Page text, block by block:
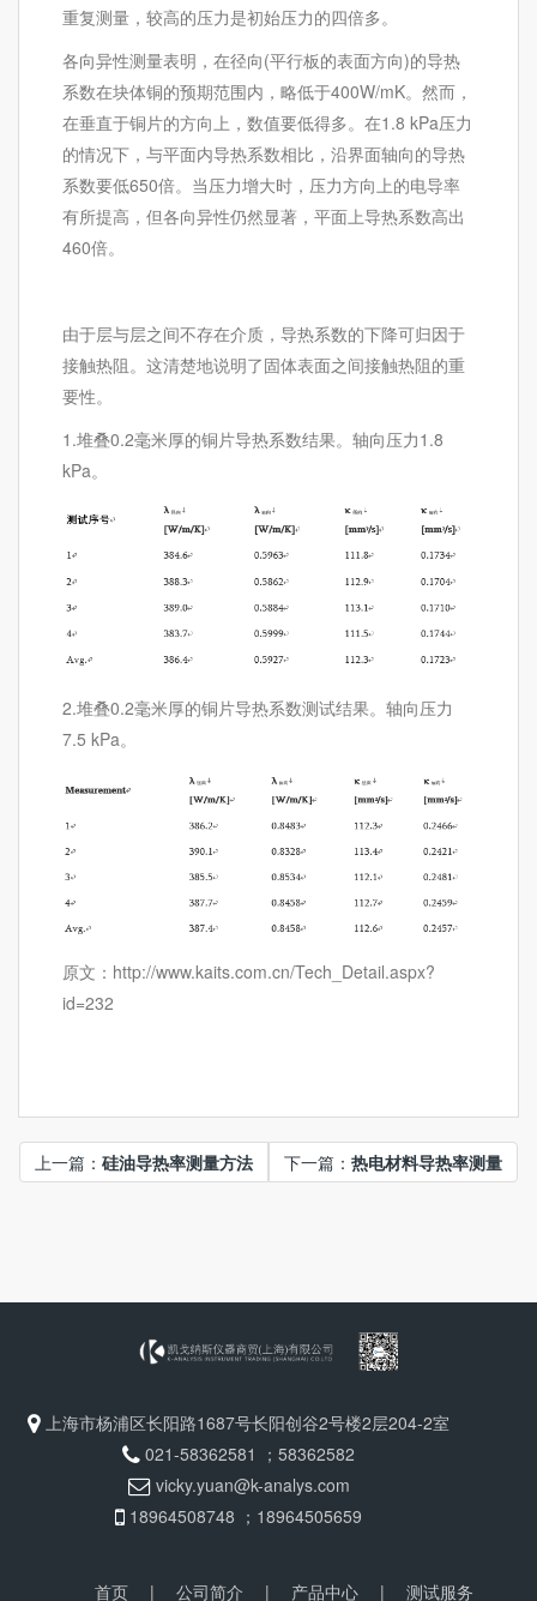
重复测量，较高的压力是初始压力的四倍多。
各向异性测量表明，在径向(平行板的表面方向)的导热
系数在块体铜的预期范围内，略低于400W/mK。然而，
在垂直于铜片的方向上，数值要低得多。在1.8 kPa压力
的情况下，与平面内导热系数相比，沿界面轴向的导热
系数要低650倍。当压力增大时，压力方向上的电导率
有所提高，但各向异性仍然显著，平面上导热系数高出
460倍。
由于层与层之间不存在介质，导热系数的下降可归因于
接触热阻。这清楚地说明了固体表面之间接触热阻的重
要性。
1.堆叠0.2毫米厚的铜片导热系数结果。轴向压力1.8
kPa。
2.堆叠0.2毫米厚的铜片导热系数测试结果。轴向压力
7.5 kPa。
原文：http://www.kaits.com.cn/Tech_Detail.aspx?
id=232
上一篇： 硅油导热率测量方法 下一篇：热电材料导热率测量
上海市杨浦区长阳路1687号长阳创谷2号楼2层204-2室
021-58362581 ；58362582
vicky.yuan@k-analys.com
18964508748 ；18964505659
首页 | 公司简介 | 产品中心 | 测试服务